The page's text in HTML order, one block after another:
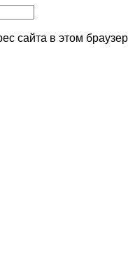
сайта в этом